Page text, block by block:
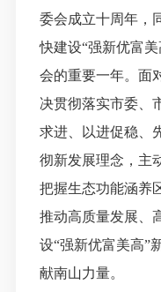
委会成立十周年，
快建设“强新优富
会的重要一年。面
决贯彻落实市委、
求进、以进促稳、
彻新发展理念，主
把握生态功能涵养
推动高质量发展、
设“强新优富美高”
献南山力量。